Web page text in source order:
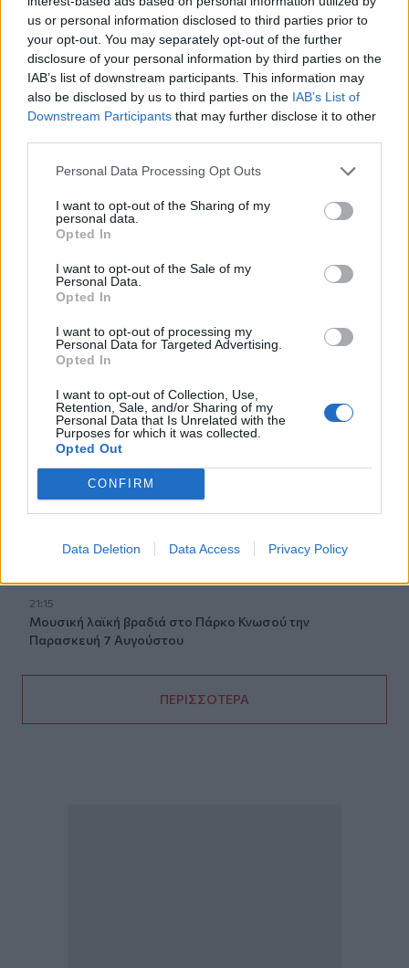
us or personal information disclosed to third parties prior to
your opt-out. You may separately opt-out of the further
disclosure of your personal information by third parties on the
IAB’s list of downstream participants. This information may
also be disclosed by us to third parties on the IAB’s List of
Downstream Participants that may further disclose it to other
Personal Data Processing Opt Outs
I want to opt-out of the Sharing of my
personal data.
Opted In
I want to opt-out of the Sale of my
Personal Data.
Opted In
I want to opt-out of processing my
Personal Data for Targeted Advertising.
Opted In
I want to opt-out of Collection, Use,
Retention, Sale, and/or Sharing of my
Personal Data that Is Unrelated with the
Purposes for which it was collected.
Opted Out
CONFIRM
Data Deletion Data Access Privacy Policy
22:21
Χρήστος Δάντης: «Δεν περίμενα την αχαριστία, 22 χρόνια
μετά και συνάδελφοι προσπαθούν να ξεχάσουν ότι
έγραψα αυτό το τραγούδι»
22:14
Ξεκινούν τα δοκιμαστικά δρομολόγια της επέκτασης του
22:05
πάνω από 2 εκατ. ευρώ
Συρία: Βόμβα εξερράγη σε λεωφορείο κοντά στη
Δαμασκό – Τουλάχιστον 2 νεκροί και 13 τραυματίες
Απίστευτο περιστατικό σε αγώνα μπέιζμπολ: Μπαστούνι
παίκτη εκτοξεύτηκε στις κερκίδες και τραυμάτισε θεατή
- Δείτε βίντεο
Γκουτέρες: Άμεσος τερματισμός των επιθέσεων κατά
αμάχων σε Ουκρανία και Ρωσία
«καραβιά» στον Τσούτσουρα - Ανάμεσά τους γυναίκες
21:15
Μουσική λαϊκή βραδιά στο Πάρκο Κνωσού την
Παρασκευή 7 Αυγούστου
ΠΕΡΙΣΣΟΤΕΡΑ